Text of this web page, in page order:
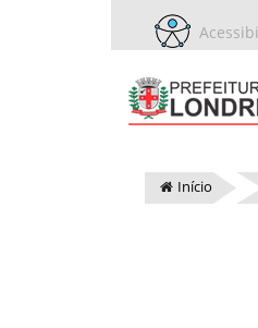
Início